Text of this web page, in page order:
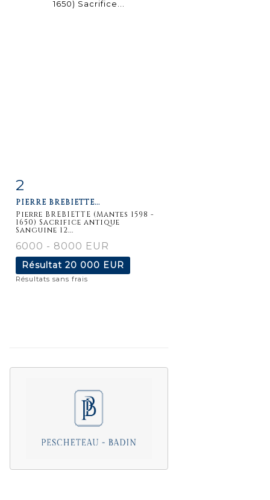
2
PIERRE BREBIETTE...
Pierre BREBIETTE (Mantes 1598 -
1650) Sacrifice antique
Sanguine 12...
6000 - 8000 EUR
Résultat 20 000 EUR
Résultats sans frais